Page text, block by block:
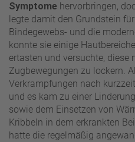
Symptome hervorbringen,
legte damit den Grundstein
Bindegewebs- und die
konnte sie einige
ertasten und versuchte,
Zugbewegungen zu lockern.
Verkrampfungen nach
und es kam zu einer
sowie dem Einsetzen von
Kribbeln in dem erkrankten
hatte die regelmäßig